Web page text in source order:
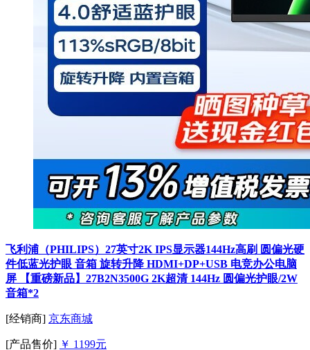
飞利浦（PHILIPS）27英寸2K IPS显示器144Hz高刷 圆偏光硬
件低蓝光护眼 音箱 旋转升降 HDMI+DP+USB 电竞办公电脑
屏 【重磅新品】27B2N3500G 2K超清 144Hz 圆偏光护眼/2W
音箱*2
[经销商] 京东商城
[产品售价] ￥ 1199元